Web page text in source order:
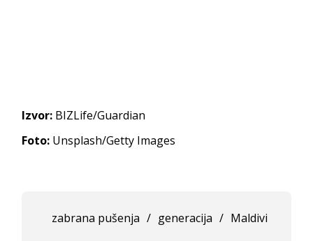
Izvor: BIZLife/Guardian
Foto: Unsplash/Getty Images
zabrana pušenja / generacija / Maldivi